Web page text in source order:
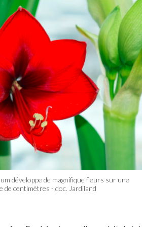
développe de magnifique fleurs sur une
de centimètres - doc. Jardiland